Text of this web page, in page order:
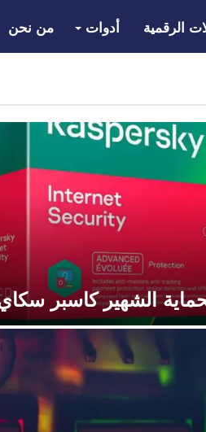
الرقمية أدوات من نحن
الشهير كاسبر سكاي